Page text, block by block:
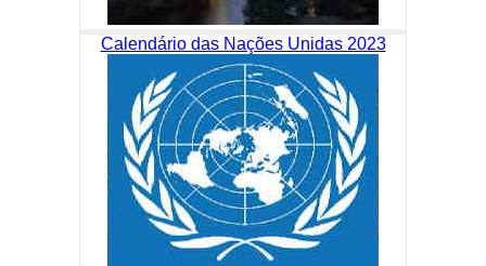
Calendário das Nações Unidas 2023